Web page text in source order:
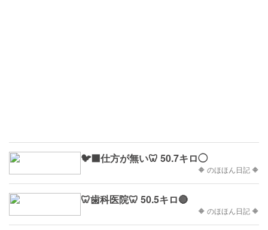
🐦‍⬛仕方が無い🦷 50.7キロ◯
🔶 のほほん日記 🔶
🦷歯科医院🦷 50.5キロ🔴
🔶 のほほん日記 🔶